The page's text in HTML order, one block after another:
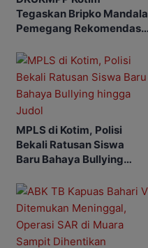
Tegaskan Bripko Mandala
Pemegang Rekomendasi
MPLS di Kotim, Polisi
Bekali Ratusan Siswa
Baru Bahaya Bullying